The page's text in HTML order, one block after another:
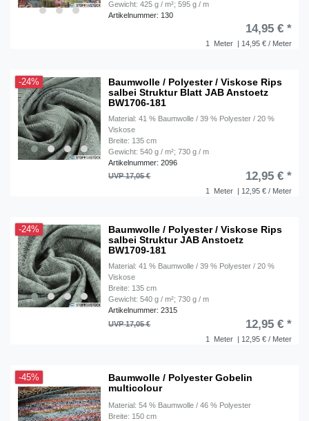
Gewicht: 425 g / m²; 595 g / m
Artikelnummer: 130
1 Meter | 14,95 € / Meter
14,95 € *
-24%
Baumwolle / Polyester / Viskose Rips
salbei Struktur Blatt JAB Anstoetz
BW1706-181
Material: 41 % Baumwolle / 39 % Polyester / 20 %
Viskose
Breite: 135 cm
Gewicht: 540 g / m²; 730 g / m
Artikelnummer: 2096
1 Meter | 12,95 € / Meter
UVP 17,05 € 12,95 € *
-24%
Baumwolle / Polyester / Viskose Rips
salbei Struktur JAB Anstoetz
BW1709-181
Material: 41 % Baumwolle / 39 % Polyester / 20 %
Viskose
Breite: 135 cm
Gewicht: 540 g / m²; 730 g / m
Artikelnummer: 2315
1 Meter | 12,95 € / Meter
UVP 17,05 € 12,95 € *
-45%
Baumwolle / Polyester Gobelin
multicolour
Material: 54 % Baumwolle / 46 % Polyester
Breite: 150 cm